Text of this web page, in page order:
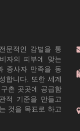
문적인 감별을 통
자의 피부에 맞는
종사자 만족을 동
합니다. 또한 세계
촌 곳곳에 공급함
적 기준을 만들고
것을 목표로 하고